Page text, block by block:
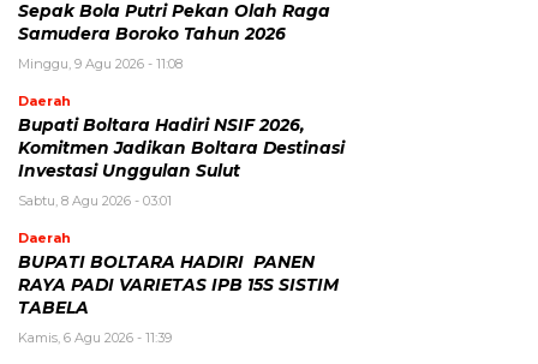
Sepak Bola Putri Pekan Olah Raga
Samudera Boroko Tahun 2026
Minggu, 9 Agu 2026 - 11:08
Daerah
Bupati Boltara Hadiri NSIF 2026,
Komitmen Jadikan Boltara Destinasi
Investasi Unggulan Sulut
Sabtu, 8 Agu 2026 - 03:01
Daerah
BUPATI BOLTARA HADIRI PANEN
RAYA PADI VARIETAS IPB 15S SISTIM
TABELA
Kamis, 6 Agu 2026 - 11:39